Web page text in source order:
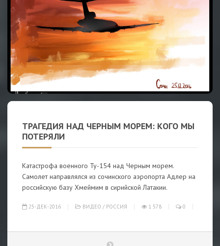
ТРАГЕДИЯ НАД ЧЕРНЫМ МОРЕМ: КОГО МЫ
ПОТЕРЯЛИ
Катастрофа военного Ту-154 над Черным морем.
Самолет направлялся из сочинского аэропорта Адлер на
российскую базу Хмеймим в сирийской Латакии.
25-ДЕК-2016 ВИДЕО / РОССИЯ 1 578 0